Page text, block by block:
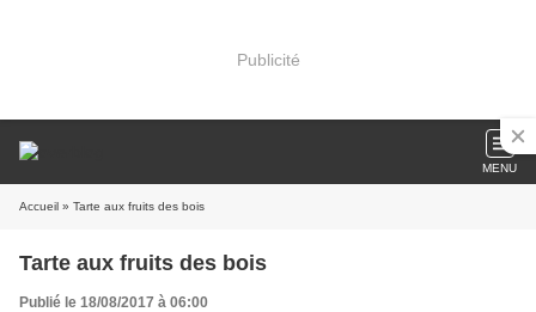
Publicité
MENU
Accueil » Tarte aux fruits des bois
Tarte aux fruits des bois
Publié le 18/08/2017 à 06:00